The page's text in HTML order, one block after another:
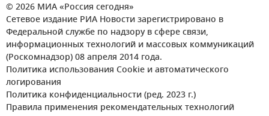
© 2026 МИА «Россия сегодня»
Сетевое издание РИА Новости зарегистрировано в
Федеральной службе по надзору в сфере связи,
информационных технологий и массовых коммуникаций
(Роскомнадзор) 08 апреля 2014 года.
Политика использования Cookie и автоматического
логирования
Политика конфиденциальности (ред. 2023 г.)
Правила применения рекомендательных технологий